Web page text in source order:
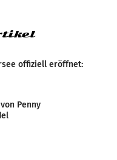
offiziell eröffnet:
Penny